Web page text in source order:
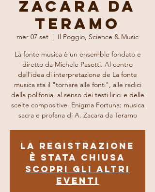
Zacara da
Teramo
mer 07 set
  |
Il Poggio, Science & Music
La fonte musica è un ensemble fondato e
diretto da Michele Pasotti. Al centro
dell'idea di interpretazione de La fonte
musica sta il "tornare alle fonti", alle radici
della polifonia, al senso dei testi lirici e delle
scelte compositive. Enigma Fortuna: musica
sacra e profana di A. Zacara da Teramo
La registrazione
è stata chiusa
Scopri gli altri
eventi